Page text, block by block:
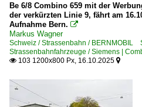
Be 6/8 Combino 659 mit der
der verkürzten Linie 9, fährt am
Aufnahme Bern. 
Markus Wagner
Schweiz / Strassenbahn / BERNMOBIL
Strassenbahnfahrzeuge / Siemens |
 103 1200x800 Px, 16.10.2025 